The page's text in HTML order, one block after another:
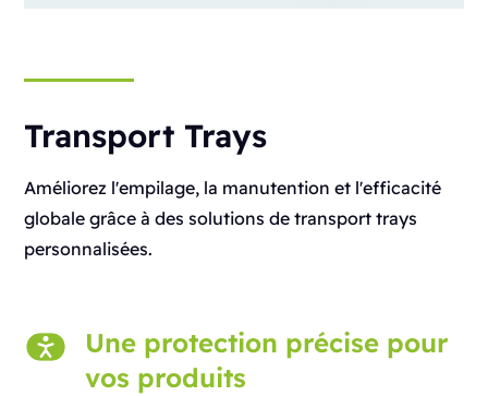
Transport Trays
Améliorez l'empilage, la manutention et l'efficacité
globale grâce à des solutions de transport trays
personnalisées.
Une protection précise pour
vos produits